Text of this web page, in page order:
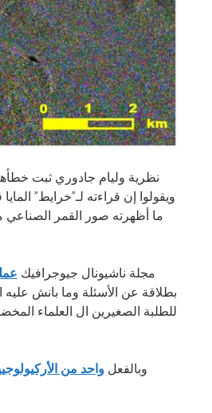
نظرية وليام جادوري ثبت
ويقولوا إن قراءته لـ”خرايط”
ما أظهرته صور القمر
مجلة ناشيونال جيوجرافيك
بطلاقة عن الأسئلة وما بانش عليه
للطلبة الصغيرين ال العلماء
وبالفعلواحد من